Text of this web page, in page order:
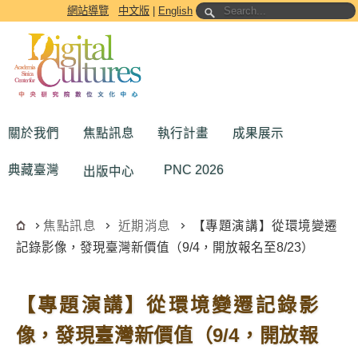
跳到主要內容區塊網站導覽 中文版 English
關於我們 焦點訊息 執行計畫 成果展示
典藏臺灣 出版中心 PNC 2026
焦點訊息 近期消息
【專題演講】從環境變遷
記錄影像，發現臺灣新價值（9/4，開放報名至8/23）
【專題演講】從環境變遷記錄影
像，發現臺灣新價值（9/4，開放報